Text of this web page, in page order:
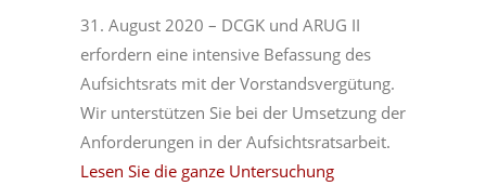
31. August 2020 – DCGK und ARUG II
erfordern eine intensive Befassung des
Aufsichtsrats mit der Vorstandsvergütung.
Wir unterstützen Sie bei der Umsetzung der
Anforderungen in der Aufsichtsratsarbeit.
Lesen Sie die ganze Untersuchung